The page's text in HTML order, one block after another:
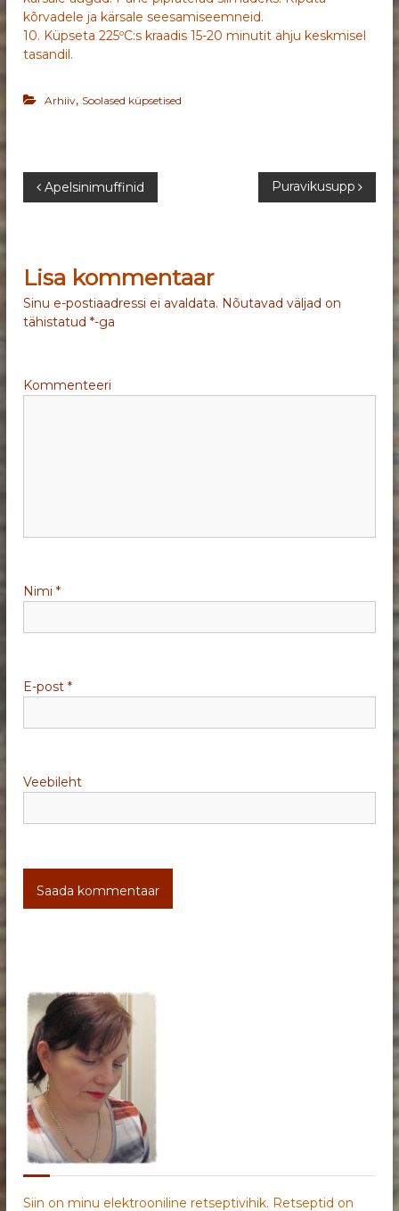
kõrvadele ja kärsale seesamiseemneid.
10. Küpseta 225ºC:s kraadis 15-20 minutit ahju keskmisel
tasandil.
Arhiiv, Soolased küpsetised
N
v
i
e
i
n
e
Apelsinimuffinid Puravikusupp
Lisa kommentaar
Sinu e-postiaadressi ei avaldata. Nõutavad väljad on
tähistatud*-ga
Kommenteeri
Nimi*
E-post*
Veebileht
Siin on minu elektrooniline retseptivihik. Retseptid on